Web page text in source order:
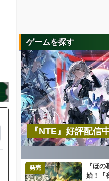
ゲームを探す
『NTE』好評配信
発売
『ほ
始！『